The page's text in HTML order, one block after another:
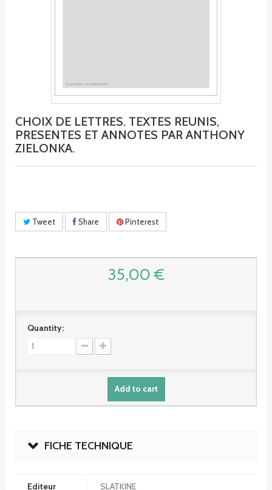
CHOIX DE LETTRES. TEXTES REUNIS,
PRESENTES ET ANNOTES PAR ANTHONY
ZIELONKA.
Tweet Share Pinterest
35,00 €
Quantity:
Add to cart
FICHE TECHNIQUE
Editeur SLATKINE